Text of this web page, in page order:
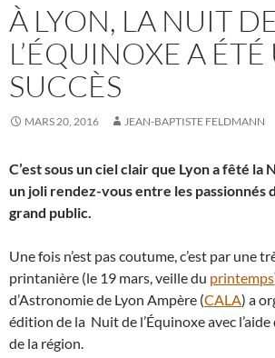
À LYON, LA NUIT
L’ÉQUINOXE A ÉTÉ
SUCCÈS
MARS 20, 2016 JEAN-BAPTISTE FELDMANN
C’est sous un ciel clair que Lyon a fêté la
un joli rendez-vous entre les passionnés
grand public.
Une fois n’est pas coutume, c’est par une
printanière (le 19 mars, veille du printemps
d’Astronomie de Lyon Ampère (CALA) a
édition de la Nuit de l’Équinoxe avec
de la région.